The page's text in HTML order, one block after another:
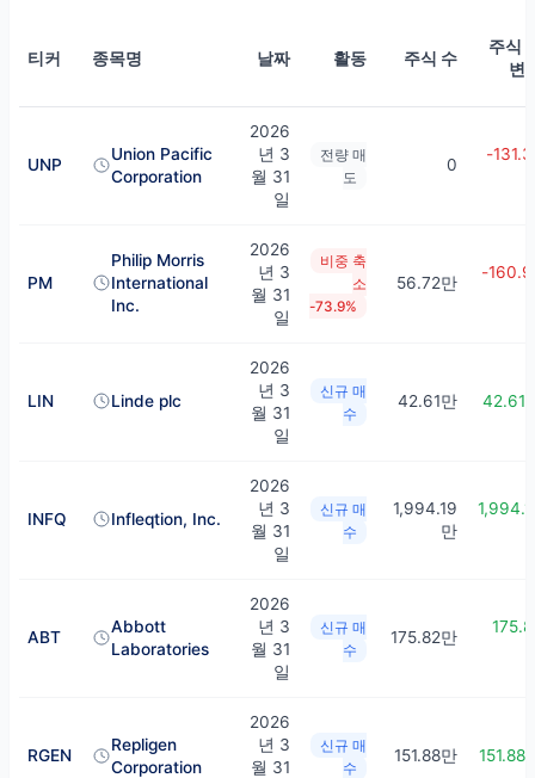
티커 종목명 날짜 활동 주식 수
주식
변
UNP
Union Pacific
Corporation
2026
년 3
월 31
일
전량 매
도
0
-
PM
Philip Morris
International
Inc.
2026
년 3
월 31
일
비중 축
소
-73.9%
56.72만
-
LIN Linde plc
2026
년 3
월 31
일
신규 매
수
42.61만 42.61
INFQ Infleqtion, Inc.
2026
년 3
월 31
일
신규 매
수
1,994.19
만
ABT
Abbott
Laboratories
2026
년 3
월 31
일
신규 매
수
175.82만
RGEN
Repligen
Corporation
2026
년 3
월 31
신규 매
수
151.88만 151.88